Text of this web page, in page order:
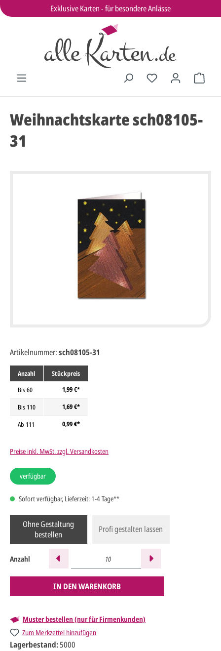
Exklusive Karten - für besondere Anlässe
Weihnachtskarte sch08105-
31
Anzahl
Stückpreis
Bis60
1,99 €*
Bis 110
1,69 €*
Ab 111 0,99 €*
Preise inkl. MwSt. zzgl. Versandkosten
verfügbar
Sofort verfügbar, Lieferzeit: 1-4 Tage**
Ohne Gestaltung
bestellen
Profi gestalten lassen
Anzahl
IN DEN WARENKORB
Muster bestellen (nur für Firmenkunden)
Zum Merkzettel hinzufügen
Artikelnummer:sch08105-31
Lagerbestand:5000